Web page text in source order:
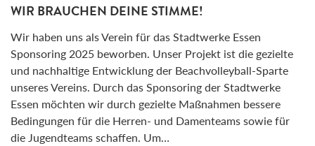
WIR BRAUCHEN DEINE STIMME!
Wir haben uns als Verein für das Stadtwerke Essen
Sponsoring 2025 beworben. Unser Projekt ist die gezielte
und nachhaltige Entwicklung der Beachvolleyball-Sparte
unseres Vereins. Durch das Sponsoring der Stadtwerke
Essen möchten wir durch gezielte Maßnahmen bessere
Bedingungen für die Herren- und Damenteams sowie für
die Jugendteams schaffen. Um…